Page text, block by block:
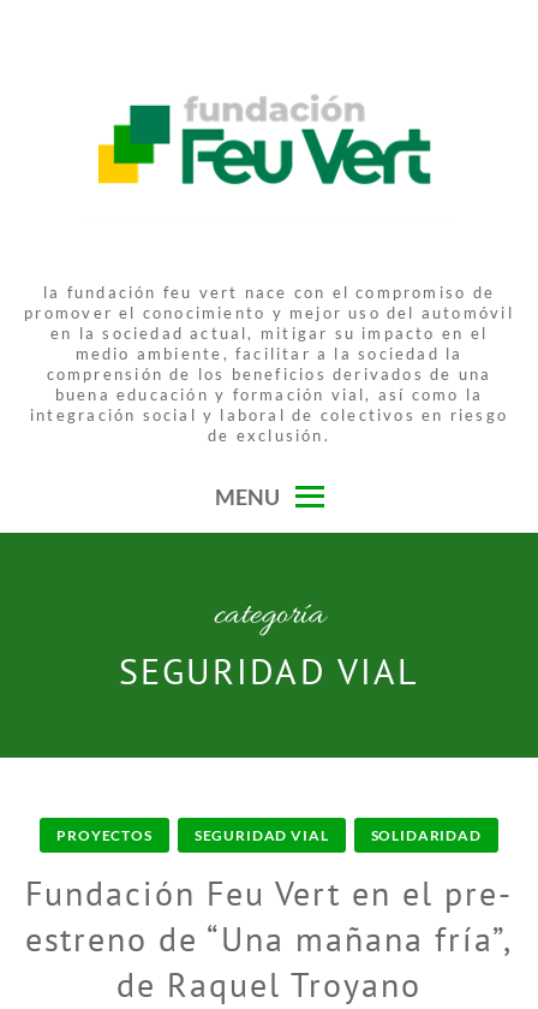
la fundación feu vert nace con el compromiso de
promover el conocimiento y mejor uso del automóvil
en la sociedad actual, mitigar su impacto en el
medio ambiente, facilitar a la sociedad la
comprensión de los beneficios derivados de una
buena educación y formación vial, así como la
integración social y laboral de colectivos en riesgo
de exclusión.
MENU
categoría
SEGURIDAD VIAL
PROYECTOS SEGURIDAD VIAL SOLIDARIDAD
Fundación Feu Vert en el pre-
estreno de “Una mañana fría”,
de Raquel Troyano